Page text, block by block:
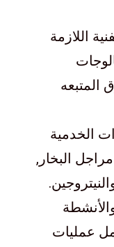
اللازمة
الخدمية
البخار,
عمليات